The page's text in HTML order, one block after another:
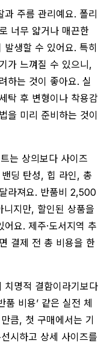
주름 관리예요. 폴리
너무 얇거나 매끈한
생할 수 있어요. 특히
가 느껴질 수 있으니,
하는 것이 좋아요. 실
탁 후 변형이나 착용감
을 미리 준비하는 것이
는 상의보다 사이즈
딩 탄성, 힙 라인, 총
라져요. 반품비 2,500
지만, 할인된 상품을
요. 제주·도서지역 추
결제 전 총 비용을 한
명적 결함이라기보다
품 비용’ 같은 실전 체
큼, 첫 구매에서는 기
시하고 상세 사이즈를